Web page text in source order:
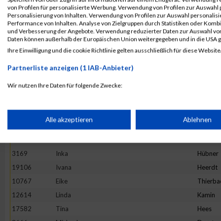
13982
Maria Ivanova
16781
Stefanie Prehm
11527
Rebecca
20265
Kinga
18782
Stephanie
10325
Ano Nym
Natalie
3169
Inka Hübner
19106
Ivana Heerdt
10767
Eike
12614
Linda Kamin
17582
Tina Hees
von Profilen für personalisierte Werbung. Verwendung von Profilen zur
Personalisierung von Inhalten. Verwendung von Profilen zur Auswahl
Performance von Inhalten. Analyse von Zielgruppen durch Statistiken oder
und Verbesserung der Angebote. Verwendung reduzierter Daten zur Auswahl
Daten können außerhalb der Europäischen Union weitergegeben und in die USA
Ihre Einwilligung und die cookie Richtlinie gelten ausschließlich für diese
Partnerliste anzeigen (1 IAB-Anbieter)
Wir nutzen Ihre Daten für folgende Zwecke:
Speichern von oder Zugriff auf Informationen auf einem
Erstellung von Profilen für personalisierte Werbung
Verwendung von Profilen zur Auswahl personalisierter Werbung
Alle akzeptieren Ablehnen